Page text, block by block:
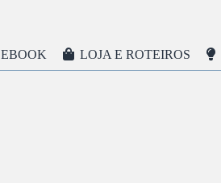
EBOOK LOJA E ROTEIROS